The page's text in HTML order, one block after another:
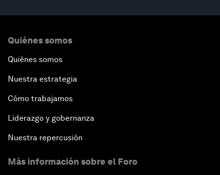
Quiénes somos
Quiénes somos
Nuestra estrategia
Cómo trabajamos
Liderazgo y gobernanza
Nuestra repercusión
Más información sobre el Foro